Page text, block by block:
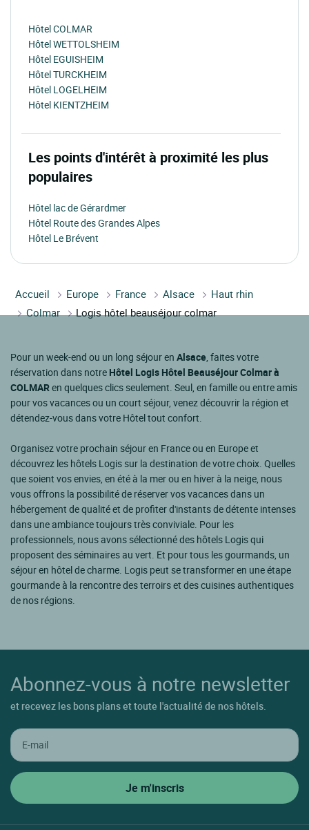
Hôtel COLMAR
Hôtel WETTOLSHEIM
Hôtel EGUISHEIM
Hôtel TURCKHEIM
Hôtel LOGELHEIM
Hôtel KIENTZHEIM
Les points d'intérêt à proximité les plus
populaires
Hôtel lac de Gérardmer
Hôtel Route des Grandes Alpes
Hôtel Le Brévent
Accueil Europe France Alsace
Haut rhin
Colmar
Logis hôtel beauséjour colmar
Pour un week-end ou un long séjour en Alsace , faites votre
réservation dans notre Hôtel Logis Hôtel Beauséjour Colmar à
COLMARen quelques clics seulement. Seul, en famille ou entre amis
pour vos vacances ou un court séjour, venez découvrir la région et
détendez-vous dans votre Hôtel tout confort.
Organisez votre prochain séjour en France ou en Europe et
découvrez les hôtels Logis sur la destination de votre choix. Quelles
que soient vos envies, en été à la mer ou en hiver à la neige, nous
vous offrons la possibilité de réserver vos vacances dans un
hébergement de qualité et de profiter d'instants de détente intenses
dans une ambiance toujours très conviviale. Pour les
professionnels, nous avons sélectionné des hôtels Logis qui
proposent des séminaires au vert. Et pour tous les gourmands, un
séjour en hôtel de charme. Logis peut se transformer en une étape
gourmande à la rencontre des terroirs et des cuisines authentiques
de nos régions.
Abonnez-vous à notre newsletter
et recevez les bons plans et toute l'actualité de nos hôtels.